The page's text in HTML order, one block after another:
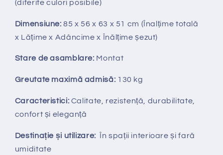
(diferite culori posibile)
Dimensiune: 85 x 56 x 63 x 51 cm (Înalțime totală
x Lățime x Adâncime x Înălțime șezut)
Stare de asamblare: Montat
Greutate maximă admisă: 130 kg
Caracteristici: Calitate, rezistență, durabilitate,
confort și eleganță
Destinație și utilizare: În spații interioare și fară
umiditate